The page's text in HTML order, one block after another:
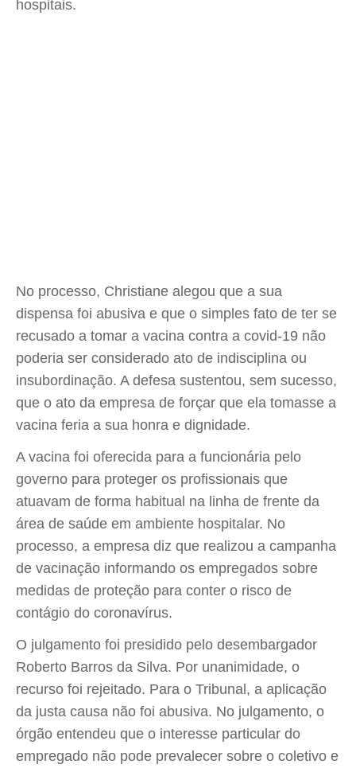
hospitais.
No processo, Christiane alegou que a sua
dispensa foi abusiva e que o simples fato de ter se
recusado a tomar a vacina contra a covid-19 não
poderia ser considerado ato de indisciplina ou
insubordinação. A defesa sustentou, sem sucesso,
que o ato da empresa de forçar que ela tomasse a
vacina feria a sua honra e dignidade.
A vacina foi oferecida para a funcionária pelo
governo para proteger os profissionais que
atuavam de forma habitual na linha de frente da
área de saúde em ambiente hospitalar. No
processo, a empresa diz que realizou a campanha
de vacinação informando os empregados sobre
medidas de proteção para conter o risco de
contágio do coronavírus.
O julgamento foi presidido pelo desembargador
Roberto Barros da Silva. Por unanimidade, o
recurso foi rejeitado. Para o Tribunal, a aplicação
da justa causa não foi abusiva. No julgamento, o
órgão entendeu que o interesse particular do
empregado não pode prevalecer sobre o coletivo e